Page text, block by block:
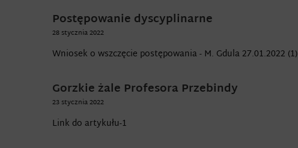
Postępowanie dyscyplinarne
28 stycznia 2022
Wniosek o wszczęcie postępowania - M. Gdula 27.01.2022 (1)
Gorzkie żale Profesora Przebindy
23 stycznia 2022
Link do artykułu-1